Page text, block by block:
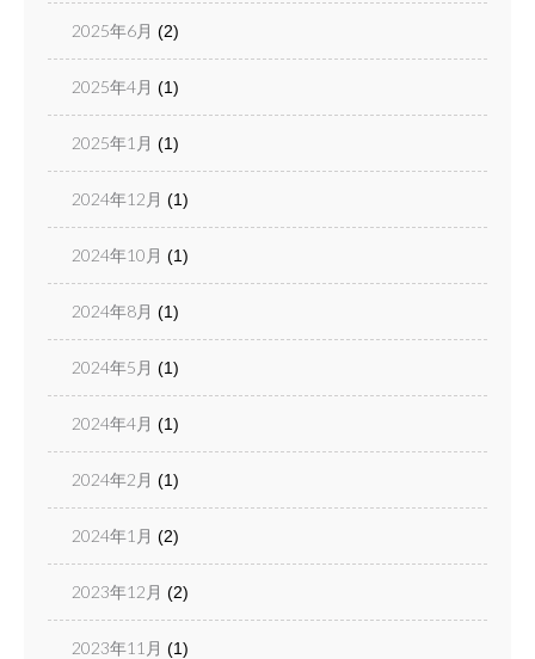
2025年6月 (2)
2025年4月 (1)
2025年1月 (1)
2024年12月 (1)
2024年10月 (1)
2024年8月 (1)
2024年5月 (1)
2024年4月 (1)
2024年2月 (1)
2024年1月 (2)
2023年12月 (2)
2023年11月 (1)